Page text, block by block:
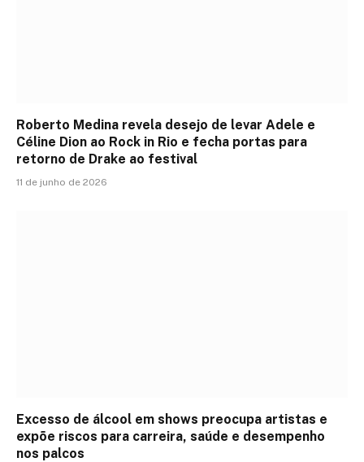
Roberto Medina revela desejo de levar Adele e
Céline Dion ao Rock in Rio e fecha portas para
retorno de Drake ao festival
11 de junho de 2026
Excesso de álcool em shows preocupa artistas e
expõe riscos para carreira, saúde e desempenho
nos palcos